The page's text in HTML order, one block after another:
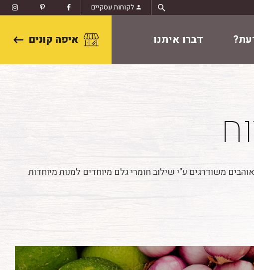
לקוחות עסקיים
דברו איתנו איפה קונים
משודרגים ע"י שילוב חומרי גלם מיוחדים למנות מיוחדות